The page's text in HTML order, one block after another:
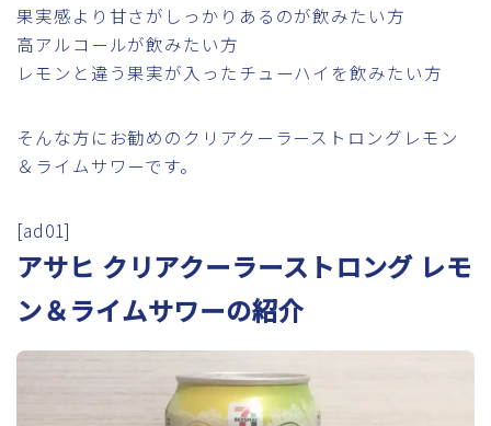
果実感より甘さがしっかりあるのが飲みたい方
高アルコールが飲みたい方
レモンと違う果実が入ったチューハイを飲みたい方
そんな方にお勧めのクリアクーラーストロングレモン
＆ライムサワーです。
[ad01]
アサヒ クリアクーラーストロング レモ
ン＆ライムサワーの紹介